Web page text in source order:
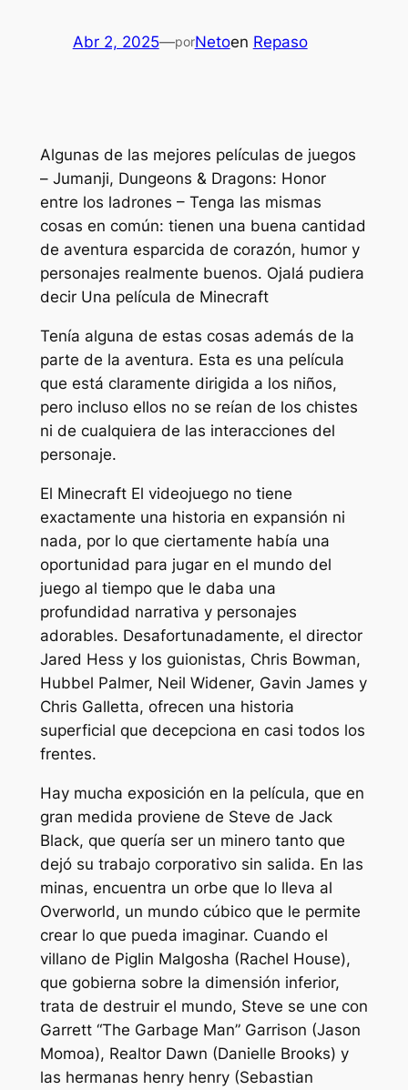
Abr 2, 2025—porNetoen Repaso
Algunas de las mejores películas de juegos
– Jumanji, Dungeons & Dragons: Honor
entre los ladrones – Tenga las mismas
cosas en común: tienen una buena cantidad
de aventura esparcida de corazón, humor y
personajes realmente buenos. Ojalá pudiera
decir Una película de Minecraft
Tenía alguna de estas cosas además de la
parte de la aventura. Esta es una película
que está claramente dirigida a los niños,
pero incluso ellos no se reían de los chistes
ni de cualquiera de las interacciones del
personaje.
El Minecraft El videojuego no tiene
exactamente una historia en expansión ni
nada, por lo que ciertamente había una
oportunidad para jugar en el mundo del
juego al tiempo que le daba una
profundidad narrativa y personajes
adorables. Desafortunadamente, el director
Jared Hess y los guionistas, Chris Bowman,
Hubbel Palmer, Neil Widener, Gavin James y
Chris Galletta, ofrecen una historia
superficial que decepciona en casi todos los
frentes.
Hay mucha exposición en la película, que en
gran medida proviene de Steve de Jack
Black, que quería ser un minero tanto que
dejó su trabajo corporativo sin salida. En las
minas, encuentra un orbe que lo lleva al
Overworld, un mundo cúbico que le permite
crear lo que pueda imaginar. Cuando el
villano de Piglin Malgosha (Rachel House),
que gobierna sobre la dimensión inferior,
trata de destruir el mundo, Steve se une con
Garrett “The Garbage Man” Garrison (Jason
Momoa), Realtor Dawn (Danielle Brooks) y
las hermanas henry henry (Sebastian